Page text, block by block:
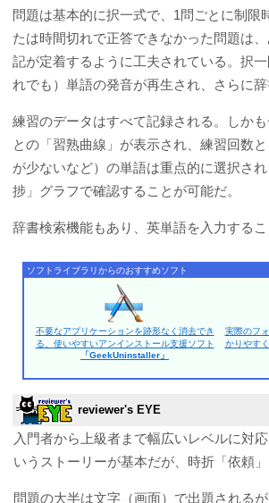
問題は基本的に択一式で、1問ごとに制
たは時間切れで正答できなかった問題は
記が定着するように工夫されている。択
れでも）単語の発音が再生され、さらに
練習のデータはすべて記録される。しか
との「習熟曲線」が表示され、練習回数
が少ないなど）の単語は重点的に選択さ
捗」グラフで確認することが可能だ。
辞書検索機能もあり、英単語を入力する
ソフトライブラリからのおすすめソフト
不要なアプリケーションを跡形なく消去でき
る、使いやすいアンインストール支援ソフト
「GeekUninstaller」
実際のフ
かりやす
reviewer's EYE
入門者から上級者まで幅広いレベルに対
いうストーリーが基本だが、時折「依頼
問題の大半は文字（画面）で出題される